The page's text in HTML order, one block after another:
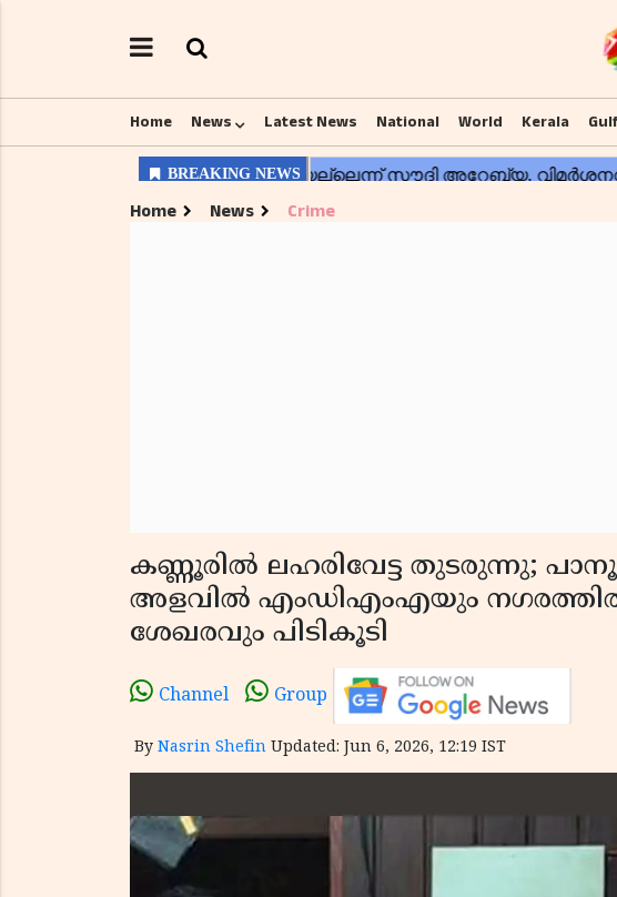
Home News Latest News National World Kerala Gulf
Home News Crime
കണ്ണൂരിൽ ലഹരിവേട്ട തുടരുന്നു;
അളവിൽ എംഡിഎംഎയും
ശേഖരവും പിടികൂടി
Channel Group
By Nasrin Shefin Updated: Jun 6, 2026, 12:19 IST